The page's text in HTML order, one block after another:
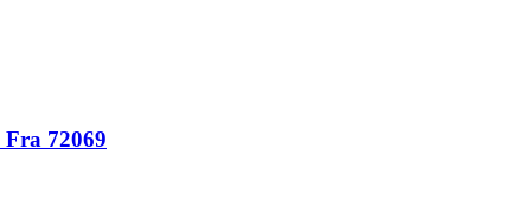
Fra 72069